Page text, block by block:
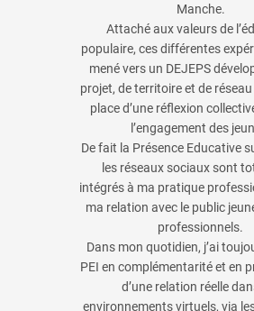
Manche.
Attaché aux valeurs de
populaire, ces différentes
mené vers un DEJEPS
projet, de territoire et de
place d’une réflexion
l’engagement des
De fait la Présence Educative
les réseaux sociaux sont
intégrés à ma pratique
ma relation avec le public
professionnels.
Dans mon quotidien, j’ai
PEI en complémentarité et en
d’une relation réelle
environnements virtuels, via